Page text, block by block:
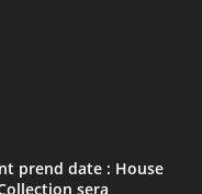
prend date : House
sera